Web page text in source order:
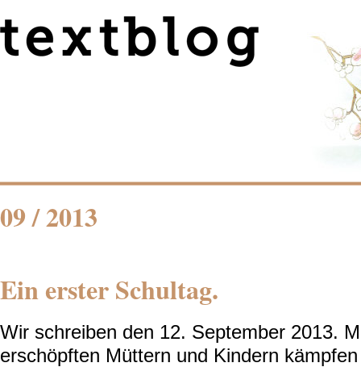
09 / 2013
Ein erster Schultag.
Wir schreiben den 12. September 2013.
erschöpften Müttern und Kindern